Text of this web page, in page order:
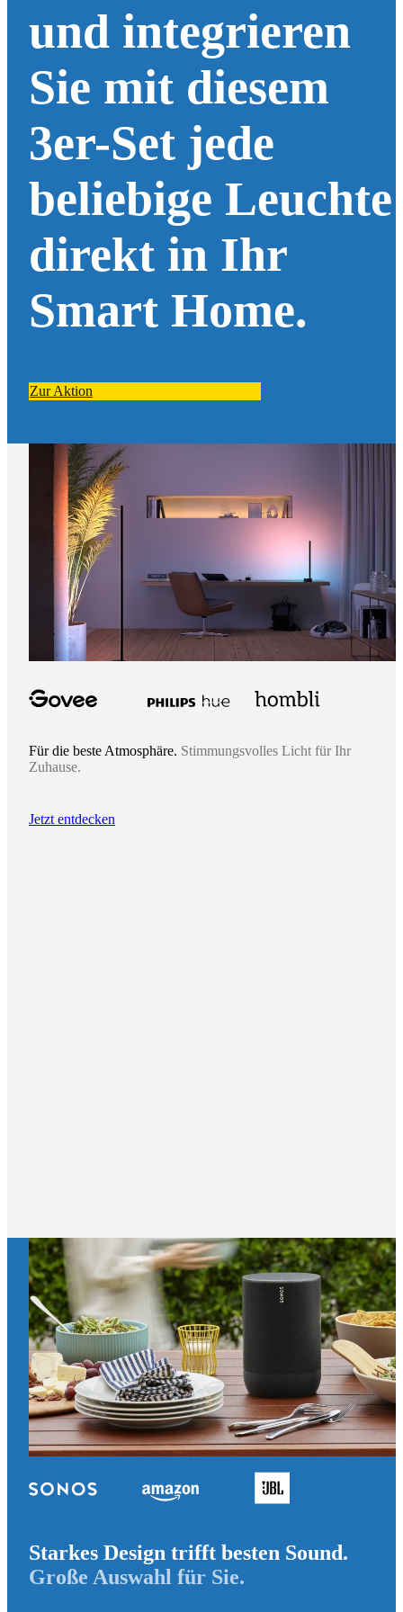
und integrieren
Sie mit diesem
3er-Set jede
beliebige Leuchte
direkt in Ihr
Smart Home.
Zur Aktion
Für die beste Atmosphäre. Stimmungsvolles Licht für Ihr
Zuhause.
Jetzt entdecken
Starkes Design trifft besten Sound.
Große Auswahl für Sie.